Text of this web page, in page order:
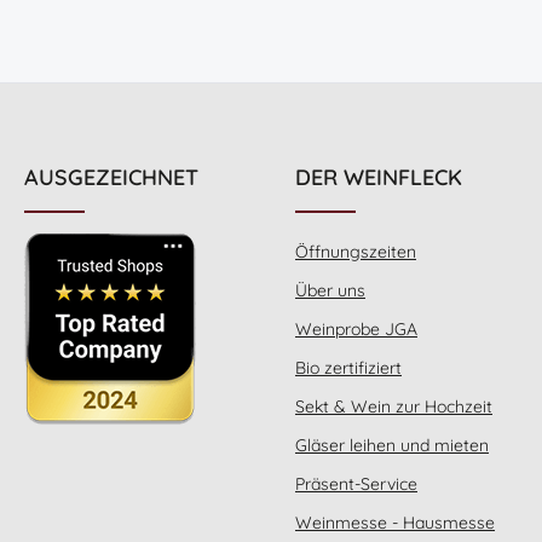
AUSGEZEICHNET DER WEINFLECK
Öffnungszeiten
Über uns
Weinprobe JGA
Bio zertifiziert
Sekt & Wein zur Hochzeit
Gläser leihen und mieten
Präsent-Service
Weinmesse - Hausmesse